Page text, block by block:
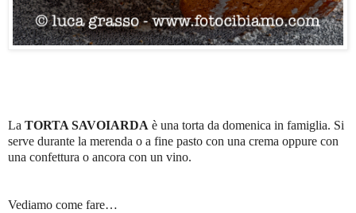
La TORTA SAVOIARDA è una torta da domenica in famiglia. Si
serve durante la merenda o a fine pasto con una crema oppure con
una confettura o ancora con un vino.
Vediamo come fare…